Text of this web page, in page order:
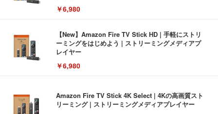
￥6,980
【New】Amazon Fire TV Stick HD | 手軽にストリ
ーミングをはじめよう | ストリーミングメディアプ
レイヤー
￥6,980
Amazon Fire TV Stick 4K Select | 4Kの高画質スト
リーミング | ストリーミングメディアプレイヤー